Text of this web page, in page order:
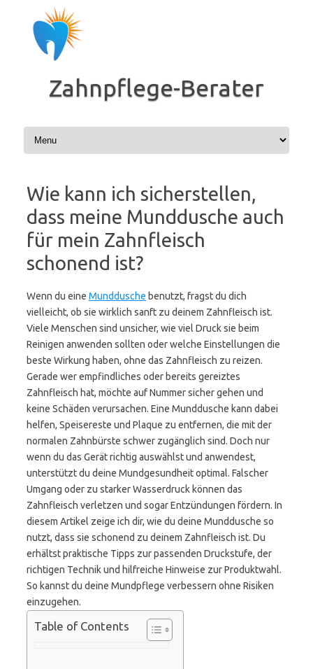
springen
Zahnpflege-Berater
Wie kann ich sicherstellen,
dass meine Munddusche auch
für mein Zahnfleisch
schonend ist?
Wenn du eine Munddusche benutzt, fragst du dich
vielleicht, ob sie wirklich sanft zu deinem Zahnfleisch ist.
Viele Menschen sind unsicher, wie viel Druck sie beim
Reinigen anwenden sollten oder welche Einstellungen die
beste Wirkung haben, ohne das Zahnfleisch zu reizen.
Gerade wer empfindliches oder bereits gereiztes
Zahnfleisch hat, möchte auf Nummer sicher gehen und
keine Schäden verursachen. Eine Munddusche kann dabei
helfen, Speisereste und Plaque zu entfernen, die mit der
normalen Zahnbürste schwer zugänglich sind. Doch nur
wenn du das Gerät richtig auswählst und anwendest,
unterstützt du deine Mundgesundheit optimal. Falscher
Umgang oder zu starker Wasserdruck können das
Zahnfleisch verletzen und sogar Entzündungen fördern. In
diesem Artikel zeige ich dir, wie du deine Munddusche so
nutzt, dass sie schonend zu deinem Zahnfleisch ist. Du
erhältst praktische Tipps zur passenden Druckstufe, der
richtigen Technik und hilfreiche Hinweise zur Produktwahl.
So kannst du deine Mundpflege verbessern ohne Risiken
einzugehen.
Table of Contents